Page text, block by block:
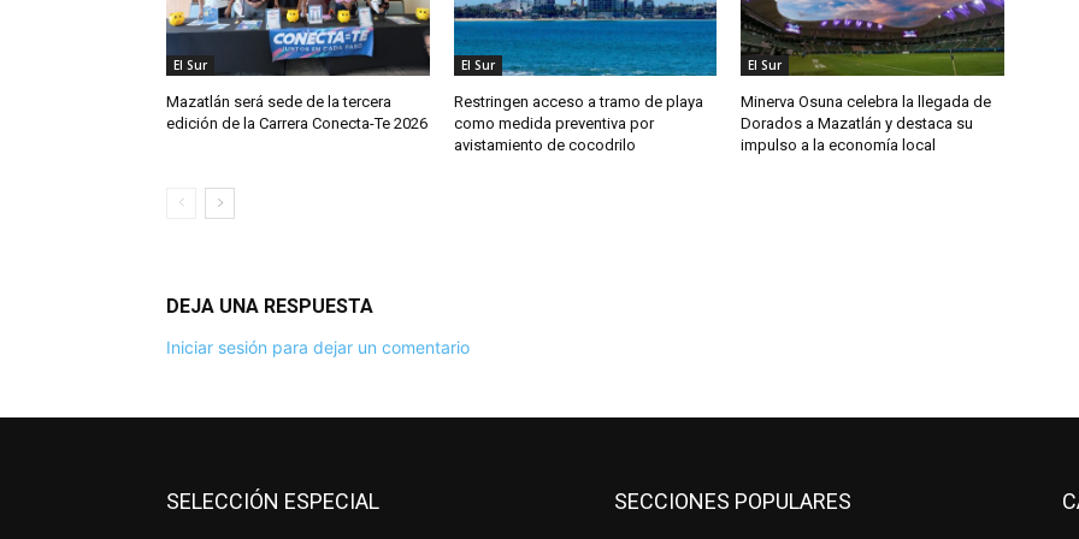
El Sur
Mazatlán será sede de la tercera
edición de la Carrera Conecta-Te 2026
El Sur
Restringen acceso a tramo de playa
como medida preventiva por
avistamiento de cocodrilo
El Sur
Minerva Osuna celebra la llegada de
Dorados a Mazatlán y destaca su
impulso a la economía local
DEJA UNA RESPUESTA
Iniciar sesión para dejar un comentario
SELECCIÓN ESPECIAL SECCIONES POPULARES